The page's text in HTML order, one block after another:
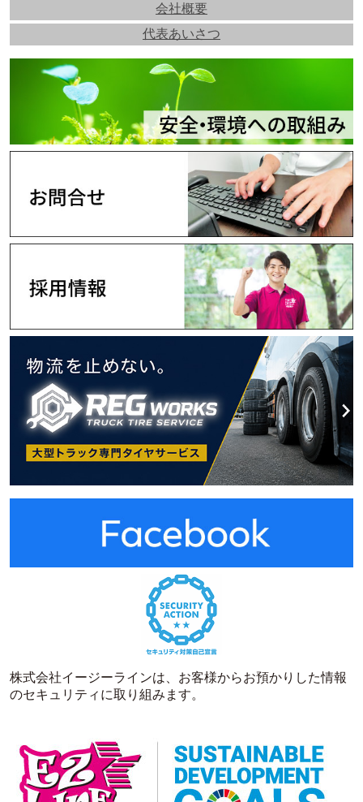
会社概要
代表あいさつ
株式会社イージーラインは、お客様からお預かりした情報
のセキュリティに取り組みます。